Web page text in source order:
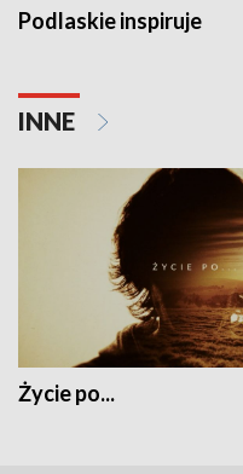
Podlaskie inspiruje
INNE
Życie po...